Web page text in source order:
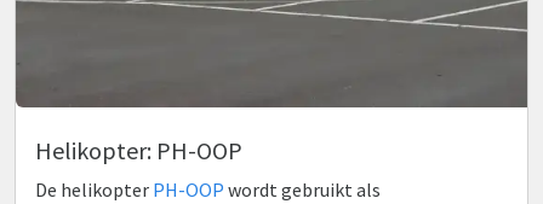
Helikopter: PH-OOP
De helikopter PH-OOP wordt gebruikt als